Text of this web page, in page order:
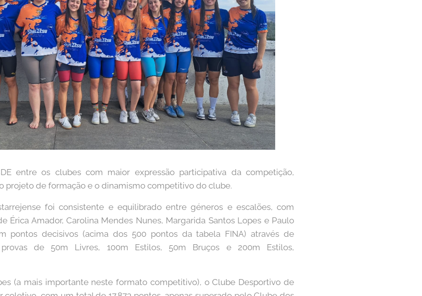
entre os clubes com maior expressão participativa da competição,
projeto de formação e o dinamismo competitivo do clube.
foi consistente e equilibrado entre géneros e escalões, com
Érica Amador, Carolina Mendes Nunes, Margarida Santos Lopes e Paulo
pontos decisivos (acima dos 500 pontos da tabela FINA) através de
provas de 50m Livres, 100m Estilos, 50m Bruços e 200m Estilos,
(a mais importante neste formato competitivo), o Clube Desportivo de